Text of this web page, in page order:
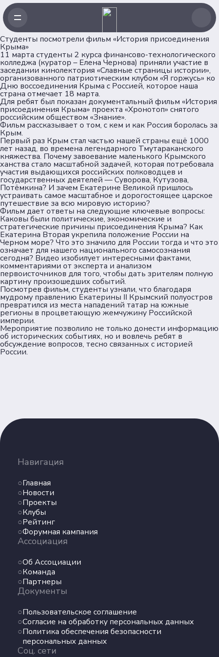
Студенты посмотрели фильм «История присоединения
Крыма»
11 марта студенты 2 курса финансово-технологического
колледжа (куратор – Елена Чернова) приняли участие в
заседании кинолектория «Славные страницы истории»,
организованного патриотическим клубом «Я горжусь» ко
Дню воссоединения Крыма с Россией, которое наша
страна отмечает 18 марта.
Для ребят был показан документальный фильм «История
присоединения Крыма» проекта «Хронотоп» снятого
российским обществом «Знание».
Фильм рассказывает о том, с кем и как Россия боролась за
Крым.
Первый раз Крым стал частью нашей страны ещё 1000
лет назад, во времена легендарного Тмутараканского
княжества. Почему завоевание маленького Крымского
ханства стало масштабной задачей, которая потребовала
участия выдающихся российских полководцев и
государственных деятелей — Суворова, Кутузова,
Потёмкина? И зачем Екатерине Великой пришлось
устраивать самое масштабное и дорогостоящее царское
путешествие за всю мировую историю?
Фильм дает ответы на следующие ключевые вопросы:
Каковы были политические, экономические и
стратегические причины присоединения Крыма? Как
Екатерина Вторая укрепила положение России на
Черном море? Что это значило для России тогда и что это
означает для нашего национального самосознания
сегодня? Видео изобилует интересными фактами,
комментариями от эксперта и анализом
первоисточников для того, чтобы дать зрителям полную
картину произошедших событий.
Посмотрев фильм, студенты узнали, что благодаря
мудрому правлению Екатерины II Крымский полуостров
превратился из места нападений татар на южные
регионы в процветающую жемчужину Российской
империи.
Мероприятие позволило не только донести информацию
об исторических событиях, но и вовлечь ребят в
обсуждение вопросов, тесно связанных с историей
России.
Навигация
Главная
Новости
Проекты
Клубы
Рейтинг
Форумная кампания
Ассоциация
Об Ассоциации
Команда
Партнеры
Документы
Пользовательское соглашение
Согласие на обработку персональных данных
Политика обеспечения безопасности
персональных данных
Соц. сети
Главная
Новости
Проекты
Клубы
Рейтинг
Форумная кампания
Об Ассоциации
Команда
Партнеры
Пользовательское соглашение
Согласие на обработку персональных данных
Политика обеспечения безопасности
персональных данных
сети
Телеграм
ВКонтакте